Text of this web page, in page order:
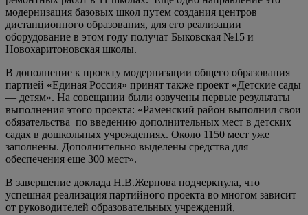
модернизация базовых школ путем создания центров
дистанционного образования, для его реализации
оборудование в этом году получат Быковская №15 и
Новохаритоновская школы.
В дополнение к проекту модернизации общего образования
партией «Единая Россия» принят также проект «Детские сады
— детям». На совещании были озвучены первые результаты
выполнения этого проекта: «Раменский район выполнил свои
обязательства по введению дополнительных мест в детских
садах в дошкольных учреждениях. Около 1150 мест уже
заполнены. Дополнительно выделены средства для
обеспечения еще 300 мест».
В завершение доклада Н.В.Жернова подчеркнула, что
успешная реализация партийного проекта во многом зависит
от руководителей образовательных учреждений,